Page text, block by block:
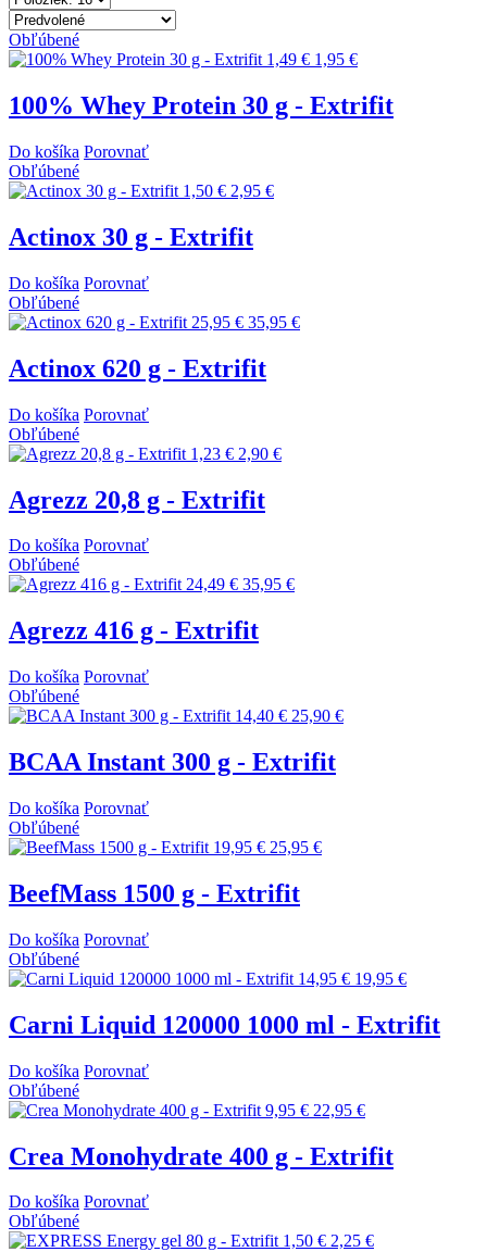
Obľúbené
1,49 € 1,95 €
100% Whey Protein 30 g - Extrifit
Do košíka Porovnať
Obľúbené
1,50 € 2,95 €
Actinox 30 g - Extrifit
Do košíka Porovnať
Obľúbené
25,95 € 35,95 €
Actinox 620 g - Extrifit
Do košíka Porovnať
Obľúbené
1,23 € 2,90 €
Agrezz 20,8 g - Extrifit
Do košíka Porovnať
Obľúbené
24,49 € 35,95 €
Agrezz 416 g - Extrifit
Do košíka Porovnať
Obľúbené
14,40 € 25,90 €
BCAA Instant 300 g - Extrifit
Do košíka Porovnať
Obľúbené
19,95 € 25,95 €
BeefMass 1500 g - Extrifit
Do košíka Porovnať
Obľúbené
14,95 € 19,95 €
Carni Liquid 120000 1000 ml - Extrifit
Do košíka Porovnať
Obľúbené
9,95 € 22,95 €
Crea Monohydrate 400 g - Extrifit
Do košíka Porovnať
Obľúbené
1,50 € 2,25 €